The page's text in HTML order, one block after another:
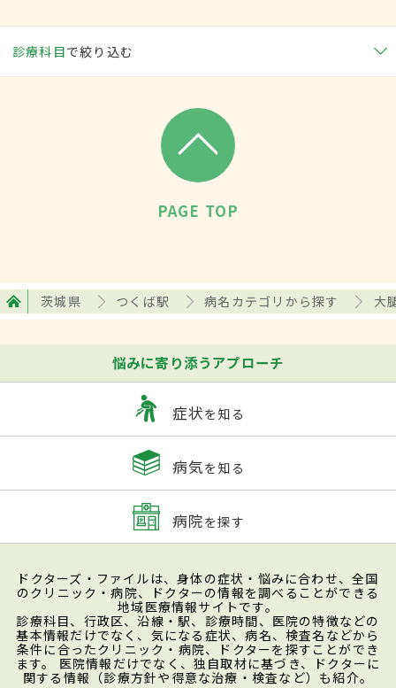
診療科目で絞り込む
PAGE TOP
茨城県 つくば駅 病名カテゴリから探す 大
悩みに寄り添うアプローチ
症状を知る
病気を知る
病院を探す
ドクターズ・ファイルは、身体の症状・悩みに合わせ、全国
のクリニック・病院、ドクターの情報を調べることができる
地域医療情報サイトです。
診療科目、行政区、沿線・駅、診療時間、医院の特徴などの
基本情報だけでなく、気になる症状、病名、検査名などから
条件に合ったクリニック・病院、ドクターを探すことができ
ます。 医院情報だけでなく、独自取材に基づき、ドクターに
関する情報（診療方針や得意な治療・検査など）も紹介。